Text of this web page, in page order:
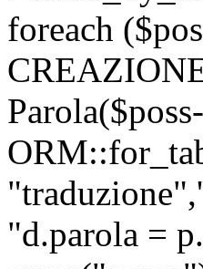
foreach
"d.parola =